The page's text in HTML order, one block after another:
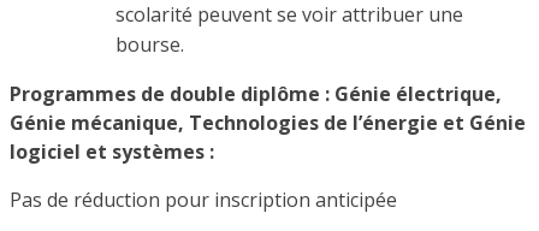
scolarité peuvent se voir attribuer une
bourse.
Programmes de double diplôme : Génie électrique,
Génie mécanique, Technologies de l’énergie et Génie
logiciel et systèmes :
Pas de réduction pour inscription anticipée